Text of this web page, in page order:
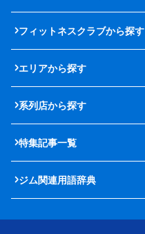
フィットネスクラブから探す
エリアから探す
系列店から探す
特集記事一覧
ジム関連用語辞典